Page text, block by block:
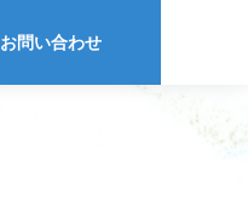
お問い合わせ